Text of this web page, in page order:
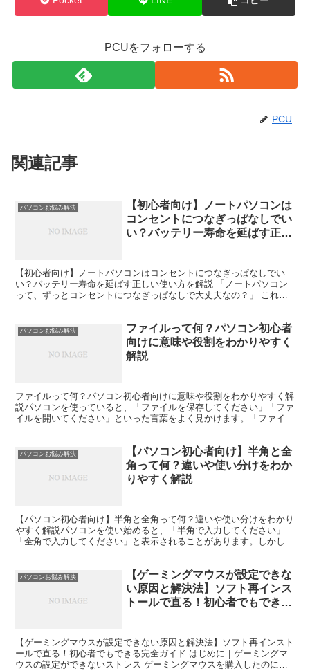
PCUをフォローする
PCU
関連記事
パソコンお悩み解決
【初心者向け】ノートパソコンは
コンセントにつなぎっぱなしでい
い？バッテリー寿命を延ばす正し
【初心者向け】ノートパソコンはコンセントにつなぎっぱなしでい
い？バッテリー寿命を延ばす正しい使い方を解説 「ノートパソコン
って、ずっとコンセントにつなぎっぱなしで大丈夫なの？」 これ
パソコンお悩み解決
ファイルって何？パソコン初心者
向けに意味や役割をわかりやすく
解説
ファイルって何？パソコン初心者向けに意味や役割をわかりやすく解
説パソコンを使っていると、「ファイルを保存してください」「ファ
イルを開いてください」といった言葉をよく見かけます。「ファイル
パソコンお悩み解決
【パソコン初心者向け】半角と全
角って何？違いや使い分けをわか
りやすく解説
【パソコン初心者向け】半角と全角って何？違いや使い分けをわかり
やすく解説パソコンを使い始めると、「半角で入力してください」
「全角で入力してください」と表示されることがあります。しかし、
パソコンお悩み解決
【ゲーミングマウスが設定できな
い原因と解決法】ソフト再インス
トールで直る！初心者でもできる
【ゲーミングマウスが設定できない原因と解決法】ソフト再インスト
ールで直る！初心者でもできる完全ガイド はじめに｜ゲーミングマ
ウスの設定ができないストレス ゲーミングマウスを購入したのに、